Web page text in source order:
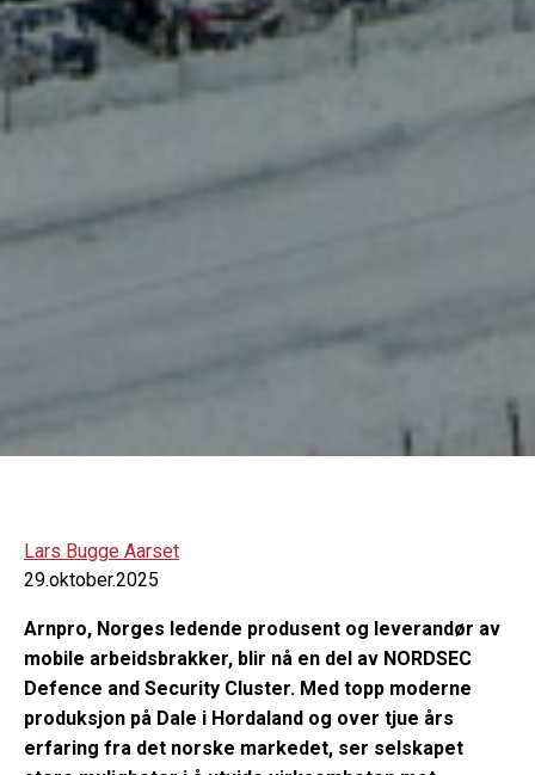
Lars Bugge Aarset
29.oktober.2025
Arnpro, Norges ledende produsent og leverandør av
mobile arbeidsbrakker, blir nå en del av NORDSEC
Defence and Security Cluster. Med topp moderne
produksjon på Dale i Hordaland og over tjue års
erfaring fra det norske markedet, ser selskapet